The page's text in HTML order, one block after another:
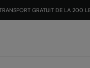
GRATUIT DE LA 200